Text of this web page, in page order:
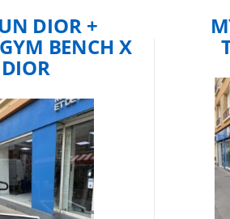
DIOR +
BENCH X
DIOR